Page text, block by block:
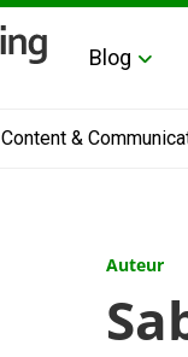
Blog
Content &
Auteur